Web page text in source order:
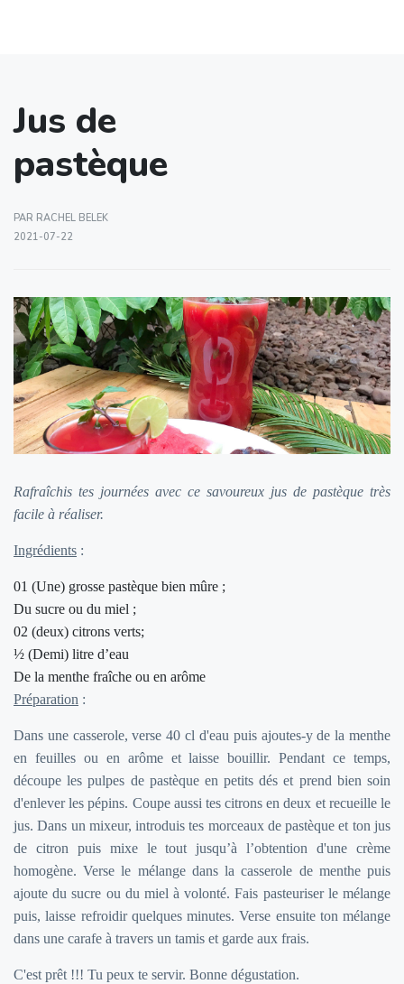
Jus de
pastèque
PAR RACHEL BELEK
2021-07-22
Rafraîchis tes journées avec ce savoureux jus de pastèque très
facile à réaliser.
Ingrédients :
01 (Une) grosse pastèque bien mûre ;
Du sucre ou du miel ;
02 (deux) citrons verts;
½ (Demi) litre d’eau
De la menthe fraîche ou en arôme
Préparation :
Dans une casserole, verse 40 cl d'eau puis ajoutes-y de la menthe
en feuilles ou en arôme et laisse bouillir. Pendant ce temps,
découpe les pulpes de pastèque en petits dés et prend bien soin
d'enlever les pépins. Coupe aussi tes citrons en deux et recueille le
jus. Dans un mixeur, introduis tes morceaux de pastèque et ton jus
de citron puis mixe le tout jusqu’à l’obtention d'une crème
homogène. Verse le mélange dans la casserole de menthe puis
ajoute du sucre ou du miel à volonté. Fais pasteuriser le mélange
puis, laisse refroidir quelques minutes. Verse ensuite ton mélange
dans une carafe à travers un tamis et garde aux frais.
C'est prêt !!! Tu peux te servir. Bonne dégustation.